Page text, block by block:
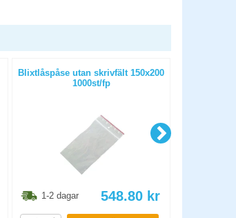
Blixtlåspåse utan skrivfält 150x200
1000st/fp
1-2 dagar 548.80 kr